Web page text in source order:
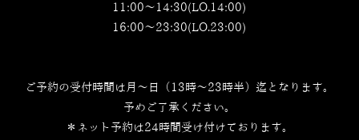
11:00～14:30(LO.14:00)
16:00～23:30(LO.23:00)
ご予約の受付時間は月～日（13時～23時半）迄となります。
予めご了承ください。
＊ネット予約は24時間受け付けております。